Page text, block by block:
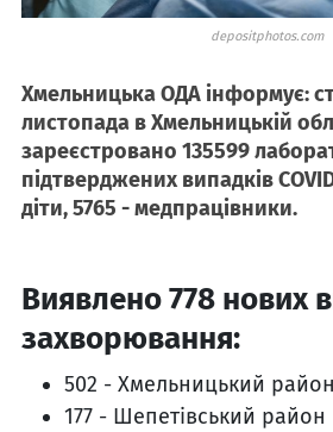
depositphotos.com
Хмельницька ОДА інформує:
листопада в Хмельницькій
зареєстровано 135599
підтверджених випадків
діти, 5765 - медпрацівники.
Виявлено 778 нових
захворювання:
502 - Хмельницький район
177 - Шепетівський район